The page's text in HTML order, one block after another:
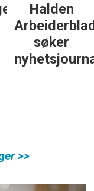
Halden
søker
>>